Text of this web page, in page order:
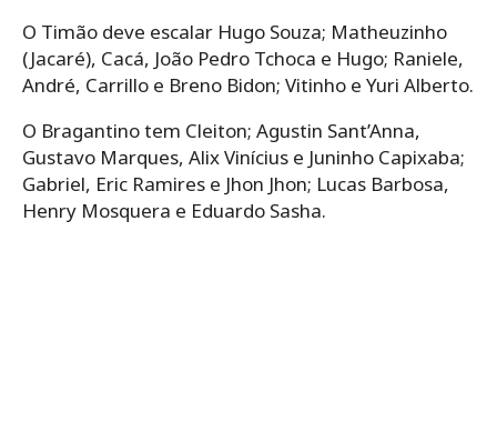
O Timão deve escalar Hugo Souza; Matheuzinho
(Jacaré), Cacá, João Pedro Tchoca e Hugo; Raniele,
André, Carrillo e Breno Bidon; Vitinho e Yuri Alberto.
O Bragantino tem Cleiton; Agustin Sant’Anna,
Gustavo Marques, Alix Vinícius e Juninho Capixaba;
Gabriel, Eric Ramires e Jhon Jhon; Lucas Barbosa,
Henry Mosquera e Eduardo Sasha.